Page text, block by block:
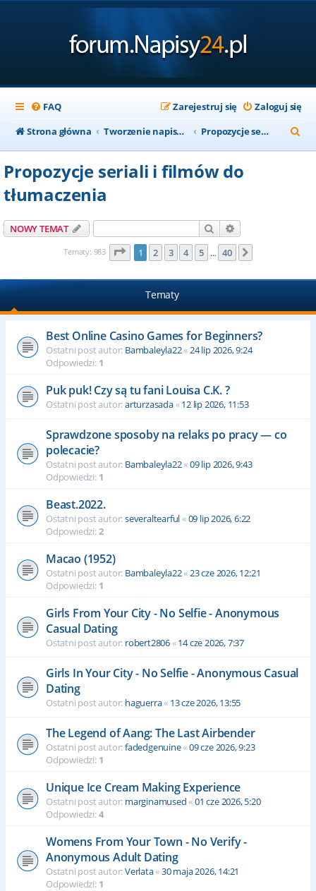
FAQ Zaloguj się
Zarejestruj się
Strona główna
Tworzenie napisów Propozycje seriali i filmów do tłumaczenia
z
Propozycje seriali i filmów do
tłumaczenia
NOWY TEMAT Szukaj
Tematy: 983 Strona1 z40
1 2 3 4 5 … 40
Tematy
Best Online Casino Games for Beginners?
Ostatni post autor: Bambaleyla22«24 lip 2026, 9:24
Odpowiedzi: 1
Puk puk! Czy są tu fani Louisa C.K. ?
Ostatni post autor:arturzasada«12 lip 2026, 11:53
Sprawdzone sposoby na relaks po pracy — co
polecacie?
Ostatni post autor: Bambaleyla22«09 lip 2026, 9:43
Odpowiedzi: 1
Beast.2022.
Ostatni post autor:severaltearful«09 lip 2026, 6:22
Odpowiedzi:2
Macao (1952)
Ostatni post autor: Bambaleyla22«23 cze 2026, 12:21
Odpowiedzi: 1
Girls From Your City - No Selfie - Anonymous
Casual Dating
Ostatni post autor: robert2806«14 cze 2026, 7:37
Girls In Your City - No Selfie - Anonymous Casual
Dating
Ostatni post autor: haguerra« 13 cze 2026, 13:55
The Legend of Aang: The Last Airbender
Ostatni post autor:fadedgenuine«09 cze 2026, 9:23
Odpowiedzi: 1
Unique Ice Cream Making Experience
Ostatni post autor: marginamused«01 cze 2026, 5:20
Odpowiedzi:4
Womens From Your Town - No Verify -
Anonymous Adult Dating
Ostatni post autor:Verlata«30 maja 2026, 14:21
Odpowiedzi: 1